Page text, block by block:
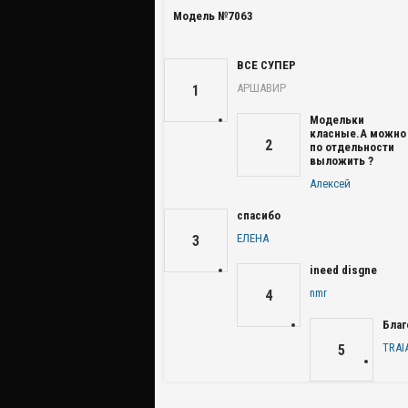
Модель №7063
1
ВСЕ СУПЕР
АРШАВИР
2
Модельки
класные.А можно
по отдельности
выложить ?
Алексей
3
спасибо
ЕЛЕНА
4
ineed disgne
nmr
5